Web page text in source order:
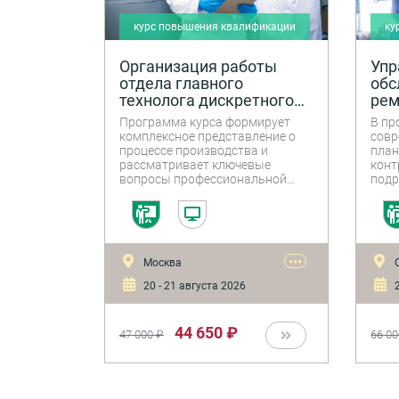
курс повышения квалификации
Организация работы
отдела главного
технолога дискретного
производства
Программа курса формирует
комплексное представление о
процессе производства и
рассматривает ключевые
вопросы профессиональной
технолога дискретного
производства.
Москва
20 - 21 августа 2026
•••
47 000 ₽ 44 650 ₽
В
66